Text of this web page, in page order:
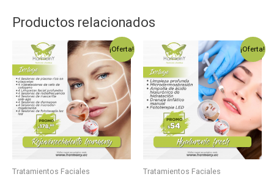
Productos relacionados
¡Oferta!
Tratamientos Faciales
¡Oferta!
Tratamientos Faciales